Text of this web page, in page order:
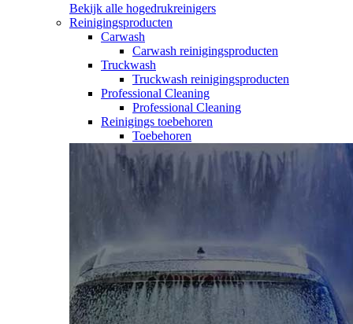
Bekijk alle hogedrukreinigers
Reinigingsproducten
Carwash
Carwash reinigingsproducten
Truckwash
Truckwash reinigingsproducten
Professional Cleaning
Professional Cleaning
Reinigings toebehoren
Toebehoren